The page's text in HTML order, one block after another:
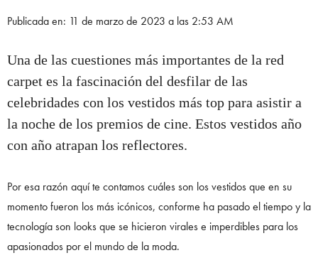
Publicada en: 11 de marzo de 2023 a las 2:53 AM
Una de las cuestiones más importantes de la red
carpet es la fascinación del desfilar de las
celebridades con los vestidos más top para asistir a
la noche de los premios de cine. Estos vestidos año
con año atrapan los reflectores.
Por esa razón aquí te contamos cuáles son los vestidos que en su
momento fueron los más icónicos, conforme ha pasado el tiempo y la
tecnología son looks que se hicieron virales e imperdibles para los
apasionados por el mundo de la moda.